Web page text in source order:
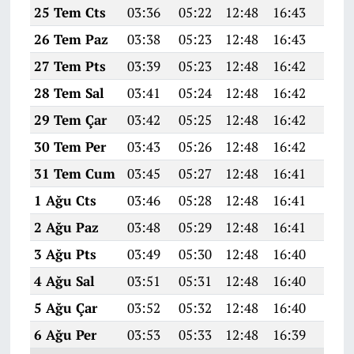
25 Tem Cts
03:36 05:22 12:48 16:43
26 Tem Paz
03:38 05:23 12:48 16:43
27 Tem Pts
03:39 05:23 12:48 16:42
28 Tem Sal
03:41 05:24 12:48 16:42
29 Tem Çar
03:42 05:25 12:48 16:42
30 Tem Per
03:43 05:26 12:48 16:42
31 Tem Cum
03:45 05:27 12:48 16:41
1 Ağu Cts
03:46 05:28 12:48 16:41
2 Ağu Paz
03:48 05:29 12:48 16:41
3 Ağu Pts
03:49 05:30 12:48 16:40
4 Ağu Sal
03:51 05:31 12:48 16:40
5 Ağu Çar
03:52 05:32 12:48 16:40
6 Ağu Per
03:53 05:33 12:48 16:39